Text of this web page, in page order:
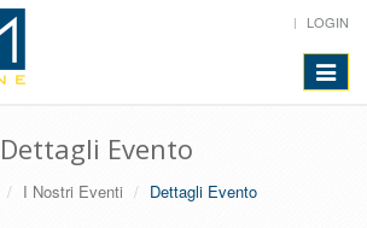
LOGIN
Toggle
Dettagli Evento
I Nostri Eventi Dettagli Evento